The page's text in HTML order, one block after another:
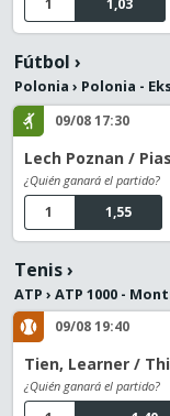
Fútbol ›
Polonia › Polonia -
09/08 17:30
Lech Poznan /
¿Quién ganará el partido?
1,55
1
Tenis›
ATP › ATP 1000 -
09/08 19:40
Tien, Learner /
¿Quién ganará el partido?